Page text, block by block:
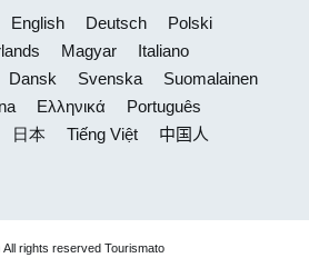
English Deutsch
Polski
Magyar
Italiano
Dansk Svenska
Suomalainen
Ελληνικά
Português
日本 Tiếng Việt 中国人
All rights reserved Tourismato